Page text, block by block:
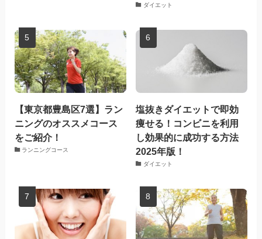
ダイエット
【東京都豊島区7選】ラン
ニングのオススメコース
をご紹介！
ランニングコース
塩抜きダイエットで即効
痩せる！コンビニを利用
し効果的に成功する方法
2025年版！
ダイエット